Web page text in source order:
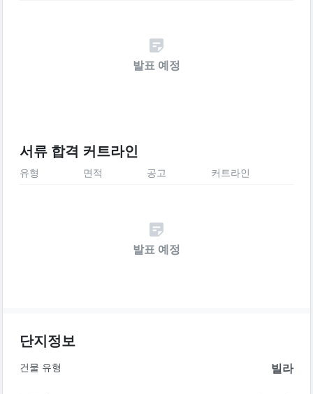
발표 예정
서류 합격 커트라인
유형 면적 공고 커트라인
발표 예정
단지정보
건물 유형 빌라